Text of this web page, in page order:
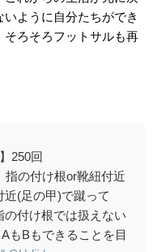
ように自分たちができ
そろそろフットサルも再
250回
指の付け根or靴紐付近
(足の甲)で蹴って
の付け根では扱えない
もBもできることを目